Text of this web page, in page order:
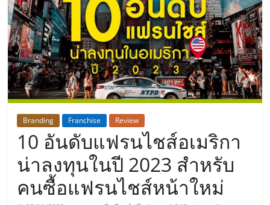
ประเทศไทย,
ThaiSMEsCenter,
รวม
ธุรกิจ
เอ
ส
Branding Franchise Review
10 อันดับแฟรนไชส์อเมริกา
น่าลงทุนในปี 2023 สำหรับ
คนซื้อแฟรนไชส์หน้าใหม่